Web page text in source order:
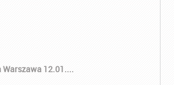
12.01....